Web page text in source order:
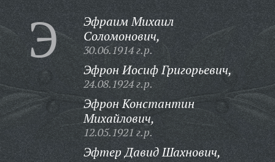
Э
Эфраим Михаил
Соломонович,
30.06.1914 г.р.
Эфрон Иосиф Григорьевич,
24.08.1924 г.р.
Эфрон Константин
Михайлович,
12.05.1921 г.р.
Эфтер Давид Шахнович,